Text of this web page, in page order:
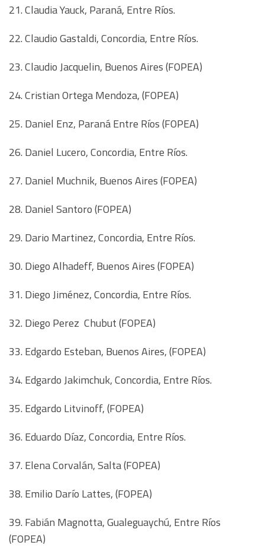
21. Claudia Yauck, Paraná, Entre Ríos.
22. Claudio Gastaldi, Concordia, Entre Ríos.
23. Claudio Jacquelin, Buenos Aires (FOPEA)
24. Cristian Ortega Mendoza, (FOPEA)
25. Daniel Enz, Paraná Entre Ríos (FOPEA)
26. Daniel Lucero, Concordia, Entre Ríos.
27. Daniel Muchnik, Buenos Aires (FOPEA)
28. Daniel Santoro (FOPEA)
29. Dario Martinez, Concordia, Entre Ríos.
30. Diego Alhadeff, Buenos Aires (FOPEA)
31. Diego Jiménez, Concordia, Entre Ríos.
32. Diego Perez  Chubut (FOPEA)
33. Edgardo Esteban, Buenos Aires, (FOPEA)
34. Edgardo Jakimchuk, Concordia, Entre Ríos.
35. Edgardo Litvinoff, (FOPEA)
36. Eduardo Díaz, Concordia, Entre Ríos.
37. Elena Corvalán, Salta (FOPEA)
38. Emilio Darío Lattes, (FOPEA)
39. Fabián Magnotta, Gualeguaychú, Entre Ríos
(FOPEA)